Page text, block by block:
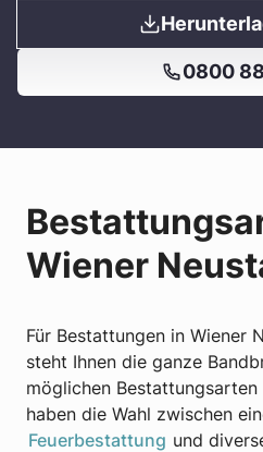
0800
Wiener
Für Bestattungen in Wiener
steht Ihnen die ganze
möglichen
haben die Wahl zwischen
Feuerbestattung und